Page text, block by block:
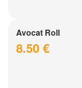
Avocat Roll
8.50 €